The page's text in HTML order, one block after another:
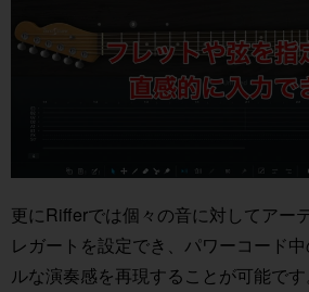
更にRifferでは個々の音に対してアー
レガートを設定でき、パワーコード
ルな演奏感を再現することが可能です